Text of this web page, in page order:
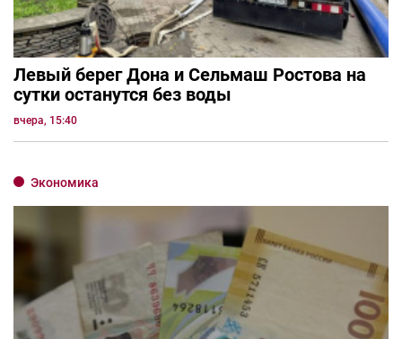
Левый берег Дона и Сельмаш Ростова на
сутки останутся без воды
вчера, 15:40
Экономика